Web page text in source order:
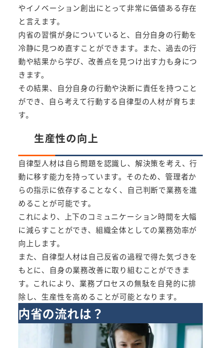
やイノベーション創出にとって非常に価値ある存在
と言えます。
内省の習慣が身についていると、自分自身の行動を
冷静に見つめ直すことができます。また、過去の行
動や結果から学び、改善点を見つけ出す力も身につ
きます。
その結果、自分自身の行動や決断に責任を持つこと
ができ、自ら考えて行動する自律型の人材が育ちま
す。
生産性の向上
自律型人材は自ら問題を認識し、解決策を考え、行
動に移す能力を持っています。そのため、管理者か
らの指示に依存することなく、自己判断で業務を進
めることが可能です。
これにより、上下のコミュニケーション時間を大幅
に減らすことができ、組織全体としての業務効率が
向上します。
また、自律型人材は自己反省の過程で得た気づきを
もとに、自身の業務改善に取り組むことができま
す。これにより、業務プロセスの無駄を自発的に排
除し、生産性を高めることが可能となります。
内省の流れは？